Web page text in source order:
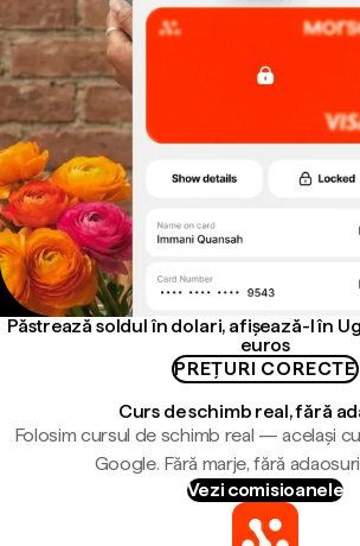
Păstrează soldul în dolari, afișează-l în
euros
PREȚURI CORECTE
Curs de schimb real, fără
Folosim cursul de schimb real — același
Google. Fără marje, fără
Vezi comisioanele